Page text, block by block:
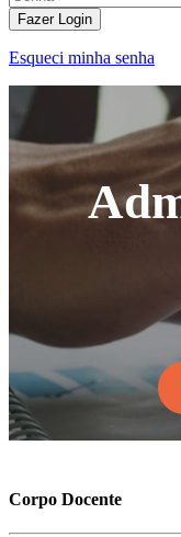
Fazer Login
Esqueci minha senha
Corpo Docente